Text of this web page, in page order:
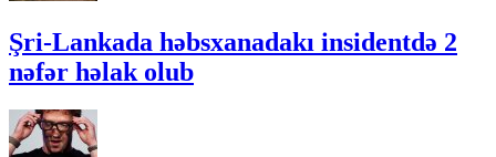
Şri-Lankada həbsxanadakı insidentdə 2
nəfər həlak olub